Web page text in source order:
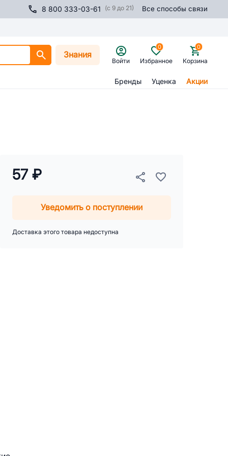
8 800 333-03-61 (с 9 до 21) Все способы связи
Знания
Войти Избранное
0
Корзина
0
Бренды Уценка Акции
57 ₽
Уведомить о поступлении
Доставка этого товара недоступна